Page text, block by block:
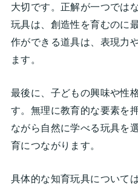
大切です。正解が一つでは
玩具は、創造性を育むのに
作ができる道具は、表現力
ます。
最後に、子どもの興味や性
す。無理に教育的な要素を
ながら自然に学べる玩具を
育につながります。
具体的な知育玩具について